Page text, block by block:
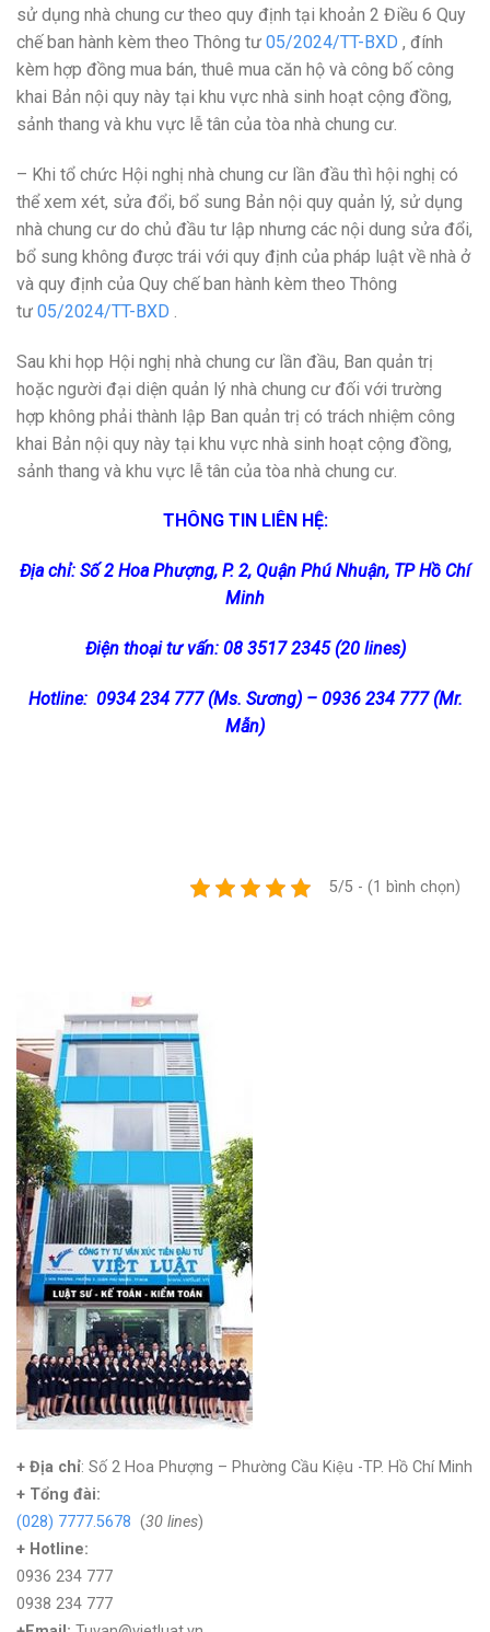
sử dụng nhà chung cư theo quy định tại khoản 2 Điều 6 Quy
chế ban hành kèm theo Thông tư 05/2024/TT-BXD , đính
kèm hợp đồng mua bán, thuê mua căn hộ và công bố công
khai Bản nội quy này tại khu vực nhà sinh hoạt cộng đồng,
sảnh thang và khu vực lễ tân của tòa nhà chung cư.
– Khi tổ chức Hội nghị nhà chung cư lần đầu thì hội nghị có
thể xem xét, sửa đổi, bổ sung Bản nội quy quản lý, sử dụng
nhà chung cư do chủ đầu tư lập nhưng các nội dung sửa đổi,
bổ sung không được trái với quy định của pháp luật về nhà ở
và quy định của Quy chế ban hành kèm theo Thông
tư 05/2024/TT-BXD .
Sau khi họp Hội nghị nhà chung cư lần đầu, Ban quản trị
hoặc người đại diện quản lý nhà chung cư đối với trường
hợp không phải thành lập Ban quản trị có trách nhiệm công
khai Bản nội quy này tại khu vực nhà sinh hoạt cộng đồng,
sảnh thang và khu vực lễ tân của tòa nhà chung cư.
THÔNG TIN LIÊN HỆ:
Địa chỉ: Số 2 Hoa Phượng, P. 2, Quận Phú Nhuận, TP Hồ Chí
Minh
Điện thoại tư vấn: 08 3517 2345 (20 lines)
Hotline: 0934 234 777 (Ms. Sương) – 0936 234 777 (Mr.
Mẫn)
5/5 - (1 bình chọn)
+ Địa chỉ: Số 2 Hoa Phượng – Phường Cầu Kiệu -TP. Hồ Chí Minh
+ Tổng đài:
(028) 7777.5678 (30 lines)
+ Hotline:
0936 234 777
0938 234 777